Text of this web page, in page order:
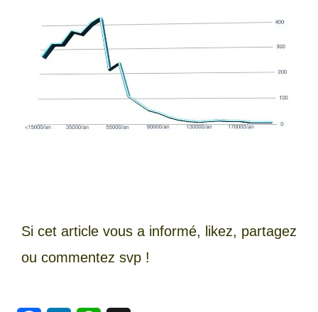
Si cet article vous a informé, likez, partagez
ou commentez svp !